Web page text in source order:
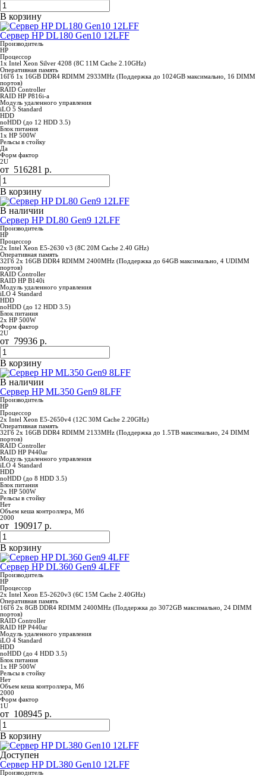
В корзину
Сервер HP DL180 Gen10 12LFF
Производитель
НР
Процессор
1x Intel Xeon Silver 4208 (8C 11M Cache 2.10GHz)
Оперативная память
16Гб 1x 16GB DDR4 RDIMM 2933MHz (Поддержка до 1024GB максимально, 16 DIMM
портов)
RAID Controller
RAID HP P816i-a
Модуль удаленного управления
iLO 5 Standard
HDD
noHDD (до 12 HDD 3.5)
Блок питания
1x HP 500W
Рельсы в стойку
Да
Форм фактор
2U
от 516281 р.
В корзину
В наличии
Сервер HP DL80 Gen9 12LFF
Производитель
HP
Процессор
2x Intel Xeon E5-2630 v3 (8C 20M Сache 2.40 GHz)
Оперативная память
32Гб 2x 16GB DDR4 RDIMM 2400MHz (Поддержка до 64GB максимально, 4 UDIMM
портов)
RAID Controller
RAID HP B140i
Модуль удаленного управления
iLO 4 Standard
HDD
noHDD (до 12 HDD 3.5)
Блок питания
2x HP 500W
Форм фактор
2U
от 79936 р.
В корзину
В наличии
Сервер HP ML350 Gen9 8LFF
Производитель
HP
Процессор
2x Intel Xeon E5-2650v4 (12C 30M Cache 2.20GHz)
Оперативная память
32Гб 2x 16GB DDR4 RDIMM 2133MHz (Поддержка до 1.5TB максимально, 24 DIMM
портов)
RAID Controller
RAID HP P440ar
Модуль удаленного управления
iLO 4 Standard
HDD
noHDD (до 8 HDD 3.5)
Блок питания
2x HP 500W
Рельсы в стойку
Нет
Объем кеша контроллера, Мб
2000
от 190917 р.
В корзину
Сервер HP DL360 Gen9 4LFF
Производитель
HP
Процессор
2x Intel Xeon E5-2620v3 (6C 15M Cache 2.40GHz)
Оперативная память
16Гб 2x 8GB DDR4 RDIMM 2400MHz (Поддержка до 3072GB максимально, 24 DIMM
портов)
RAID Controller
RAID HP P440ar
Модуль удаленного управления
iLO 4 Standard
HDD
noHDD (до 4 HDD 3.5)
Блок питания
1x HP 500W
Рельсы в стойку
Нет
Объем кеша контроллера, Мб
2000
Форм фактор
1U
от 108945 р.
В корзину
Доступен
Сервер HP DL380 Gen10 12LFF
Производитель